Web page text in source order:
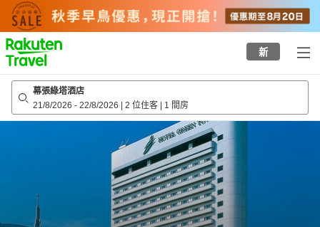
to
top
page
新
幕張綠塔酒店
21/8/2026 - 22/8/2026 | 2 位住客 | 1 間房